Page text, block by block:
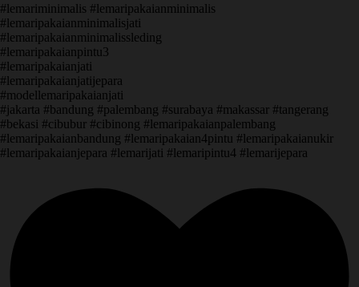
#lemariminimalis #lemaripakaianminimalis
#lemaripakaianminimalisjati
#lemaripakaianminimalissleding
#lemaripakaianpintu3
#lemaripakaianjati
#lemaripakaianjatijepara
#modellemaripakaianjati
#jakarta #bandung #palembang #surabaya #makassar #tangerang
#bekasi #cibubur #cibinong #lemaripakaianpalembang
#lemaripakaianbandung #lemaripakaian4pintu #lemaripakaianukir
#lemaripakaianjepara #lemarijati #lemaripintu4 #lemarijepara